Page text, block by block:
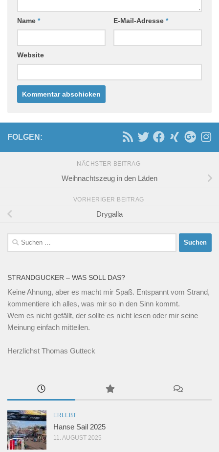
Name * E-Mail-Adresse *
Website
FOLGEN:
NÄCHSTER BEITRAG
Weihnachtszeug in den Läden
VORHERIGER BEITRAG
Drygalla
Suchen
nach:
STRANDGUCKER – WAS SOLL DAS?
Keine Ahnung, aber es macht mir Spaß. Entspannt vom Strand,
kommentiere ich alles, was mir so in den Sinn kommt.
Wem es nicht gefällt, der sollte es nicht lesen oder mir seine
Meinung einfach mitteilen.
Herzlichst Thomas Gutteck
ERLEBT
Hanse Sail 2025
11. AUGUST 2025